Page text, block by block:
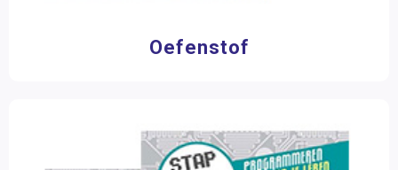
Oefenstof